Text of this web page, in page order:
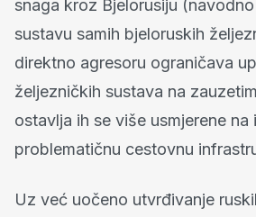
snaga kroz Bjelorusiju
sustavu samih bjeloruskih
direktno agresoru ograničava
željezničkih sustava na
ostavlja ih se više usmjerene na
problematičnu cestovnu
Uz već uočeno utvrđivanje